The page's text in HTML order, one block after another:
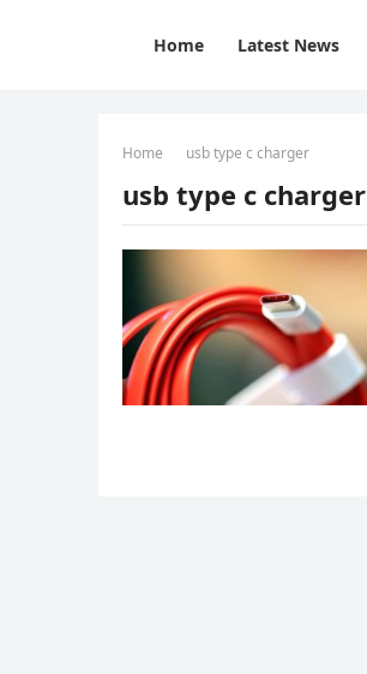
Home Latest News
Home usb type c charger
usb type c charger